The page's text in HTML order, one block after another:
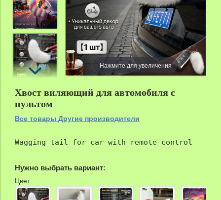
Нажмите для увеличения
Хвост виляющий для автомобиля с
пультом
Все товары Другие производители
Wagging tail for car with remote control
Нужно выбрать вариант:
Цвет